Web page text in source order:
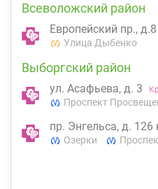
Всеволожский район
Европейский пр., д.8
Улица Дыбенко
Выборгский район
ул. Асафьева, д. 3
Проспект
пр. Энгельса, д. 126
Озерки